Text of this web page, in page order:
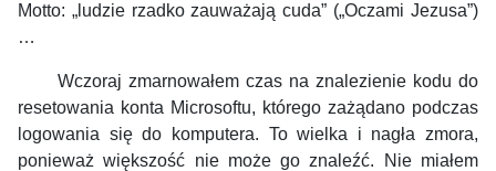
Motto: „ludzie rzadko zauważają cuda” („Oczami Jezusa”)
…
Wczoraj zmarnowałem czas na znalezienie kodu do
resetowania konta Microsoftu, którego zażądano podczas
logowania się do komputera. To wielka i nagła zmora,
ponieważ większość nie może go znaleźć. Nie miałem